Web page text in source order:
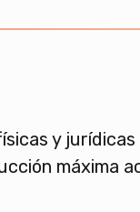
y
máxima